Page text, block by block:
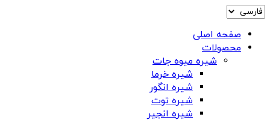
صفحه اصلی
محصولات
شیره میوه جات
شیره خرما
شیره انگور
شیره توت
شیره انجیر